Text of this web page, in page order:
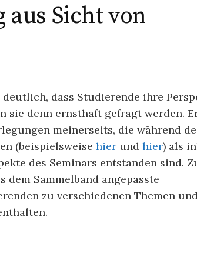
Sicht von
dass Studierende ihre
sie denn ernsthaft gefragt werden.
meinerseits, die während
(beispielsweise hier und hier) als
des Seminars entstanden sind.
Sammelband angepasste
zu verschiedenen Themen